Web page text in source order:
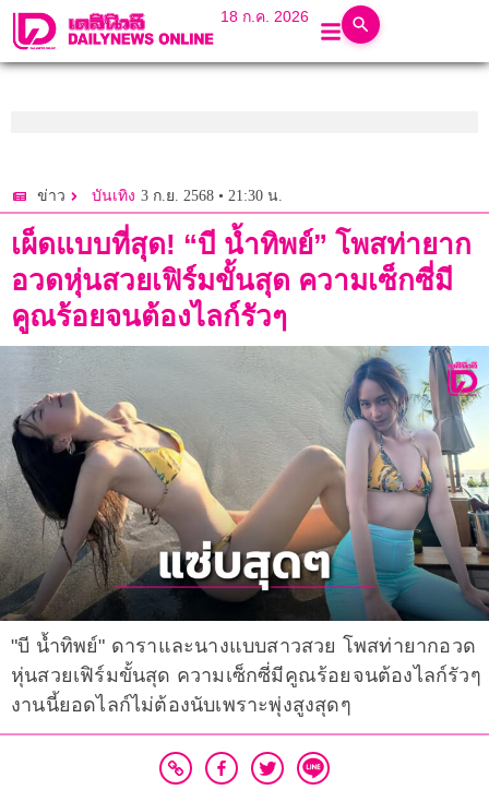
18 ก.ค. 2026
ข่าว บันเทิง 3 ก.ย. 2568 • 21:30 น.
เผ็ดแบบที่สุด! “บี น้ำทิพย์” โพสท่ายาก
อวดหุ่นสวยเฟิร์มขั้นสุด ความเซ็กซี่มี
คูณร้อยจนต้องไลก์รัวๆ
"บี น้ำทิพย์" ดาราและนางแบบสาวสวย โพสท่ายากอวด
หุ่นสวยเฟิร์มขั้นสุด ความเซ็กซี่มีคูณร้อยจนต้องไลก์รัวๆ
งานนี้ยอดไลก์ไม่ต้องนับเพราะพุ่งสูงสุดๆ